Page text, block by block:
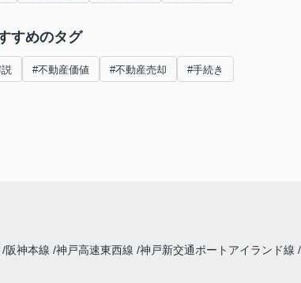
すめのタグ
#不動産価値 #不動産売却 #手続き
阪神本線 神戸高速東西線 神戸新交通ポートアイランド線